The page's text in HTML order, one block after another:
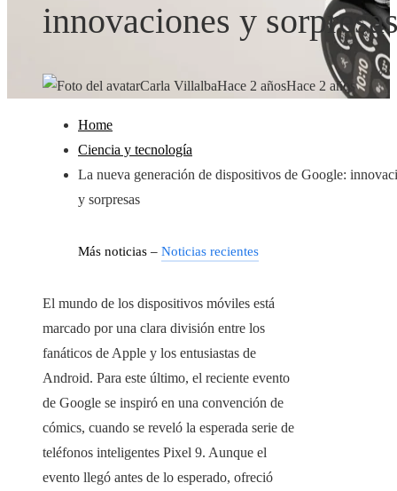
innovaciones y
Carla VillalbaHace 2 añosHace 2 años
Home
Ciencia y tecnología
La nueva generación de dispositivos de Google:
y sorpresas
Más noticias – Noticias recientes
El mundo de los dispositivos móviles está
marcado por una clara división entre los
fanáticos de Apple y los entusiastas de
Android. Para este último, el reciente evento
de Google se inspiró en una convención de
cómics, cuando se reveló la esperada serie de
teléfonos inteligentes Pixel 9. Aunque el
evento llegó antes de lo esperado, ofreció